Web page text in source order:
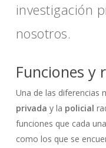
investigación
nosotros.
Funciones y
Una de las diferencias
privada y la policial
funciones que cada
como los que se